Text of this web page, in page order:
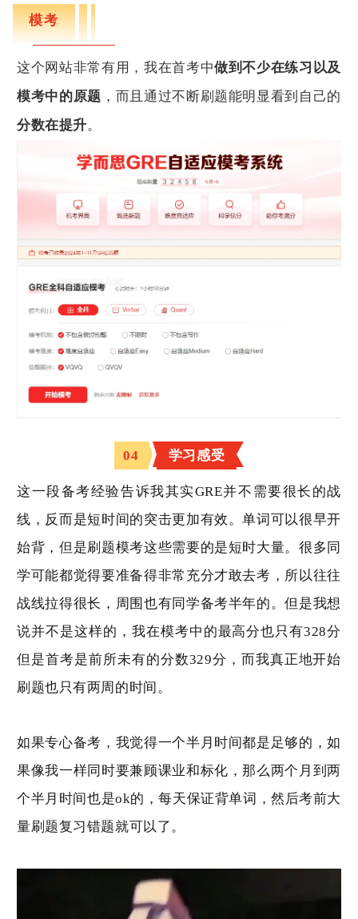
模考
这个网站非常有用，我在首考中做到不少在练习以及
模考中的原题 ，而且通过不断刷题能明显看到自己的
分数在提升。
04 学习感受
这一段备考经验告诉我其实GRE并不需要很长的战
线，反而是短时间的突击更加有效。单词可以很早开
始背，但是刷题模考这些需要的是短时大量。很多同
学可能都觉得要准备得非常充分才敢去考，所以往往
战线拉得很长，周围也有同学备考半年的。但是我想
说并不是这样的，我在模考中的最高分也只有328分
但是首考是前所未有的分数329分，而我真正地开始
刷题也只有两周的时间。
如果专心备考，我觉得一个半月时间都是足够的，如
果像我一样同时要兼顾课业和标化，那么两个月到两
个半月时间也是ok的，每天保证背单词，然后考前大
量刷题复习错题就可以了。